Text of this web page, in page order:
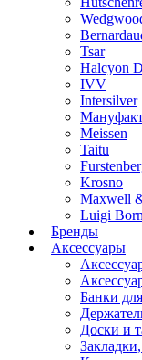
Tsar
Halcyon
IVV
Intersilver
Meissen
Taitu
Krosno
Maxwell
Luigi
Бренды
Аксессуары
Банки
Доски и